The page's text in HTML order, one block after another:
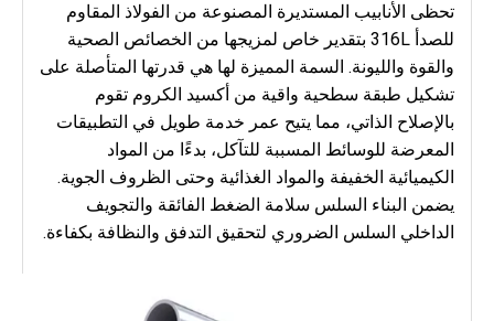
تحظى الأنابيب المستديرة المصنوعة من الفولاذ المقاوم
للصدأ 316L بتقدير خاص لمزيجها من الخصائص الصحية
والقوة والليونة. السمة المميزة لها هي قدرتها المتأصلة على
تشكيل طبقة سطحية واقية من أكسيد الكروم تقوم
بالإصلاح الذاتي، مما يتيح عمر خدمة طويل في التطبيقات
المعرضة للوسائط المسببة للتآكل، بدءًا من المواد
الكيميائية الخفيفة والمواد الغذائية وحتى الظروف الجوية.
يضمن البناء السلس سلامة الضغط الفائقة والتجويف
الداخلي السلس الضروري لتحقيق التدفق والنظافة بكفاءة.